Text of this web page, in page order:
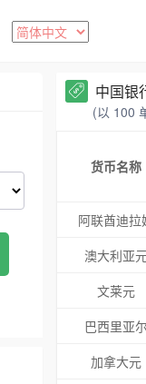
中国银
(以 100
货币名称
阿联酋迪拉
澳大利亚
文莱元
巴西里亚尔
加拿大元